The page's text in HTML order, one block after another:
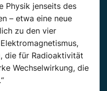
Physik jenseits des
– etwa eine neue
zu den vier
die für Radioaktivität
Wechselwirkung, die